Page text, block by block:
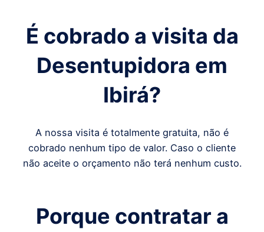
É cobrado a visita da
Desentupidora em
Ibirá?
A nossa visita é totalmente gratuita, não é
cobrado nenhum tipo de valor. Caso o cliente
não aceite o orçamento não terá nenhum custo.
Porque contratar a